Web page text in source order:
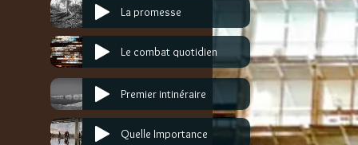
La promesse
Le combat quotidien
Premier intinéraire
Quelle Importance